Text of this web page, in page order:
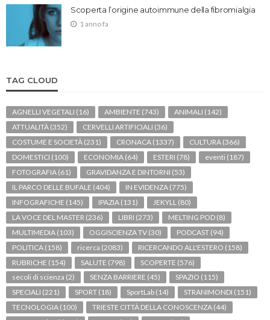
Scoperta l’origine autoimmune della fibromialgia
1 anno fa
TAG CLOUD
AGNELLI VEGETALI (16) AMBIENTE (743) ANIMALI (142)
ATTUALITÀ (352) CERVELLI ARTIFICIALI (36)
COSTUME E SOCIETÀ (231) CRONACA (1337) CULTURA (366)
DOMESTICI (100) ECONOMIA (64) ESTERI (78) eventi (187)
FOTOGRAFIA (61) GRAVIDANZA E DINTORNI (53)
IL PARCO DELLE BUFALE (404) IN EVIDENZA (775)
INFOGRAFICHE (145) IPAZIA (131) JEKYLL (80)
LA VOCE DEL MASTER (236) LIBRI (273) MELTING POD (8)
MULTIMEDIA (103) OGGISCIENZA TV (30) PODCAST (94)
POLITICA (158) ricerca (2083) RICERCANDO ALL'ESTERO (158)
RUBRICHE (154) SALUTE (798) SCOPERTE (576)
secoli di scienza (2) SENZA BARRIERE (45) SPAZIO (115)
SPECIALI (221) SPORT (18) SportLab (14) STRANIMONDI (151)
TECNOLOGIA (100) TRIESTE CITTÀ DELLA CONOSCENZA (44)